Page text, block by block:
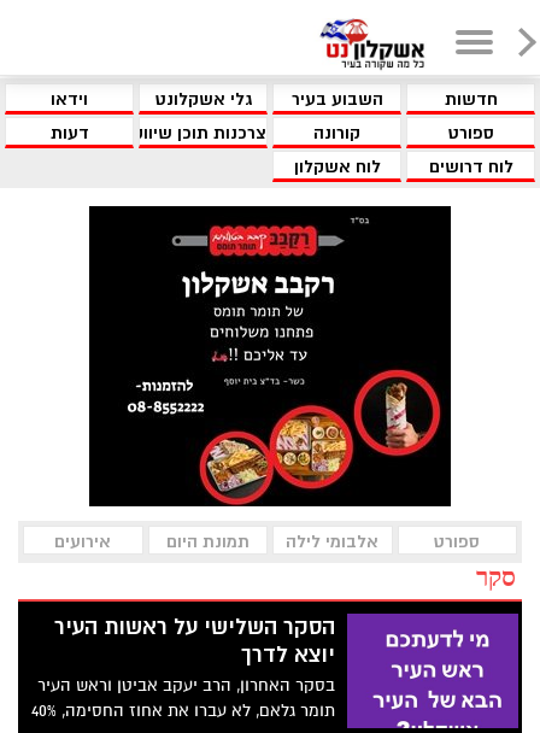
חדשות השבוע בעיר גלי אשקלונט
וידאו
ספורט
קורונה צרכנות תוכן שיווקי
דעות
לוח דרושים
לוח אשקלון
ספורט אלבומי לילה תמונת היום אירועים
סקר
הסקר השלישי על ראשות העיר
יוצא לדרך
בסקר האחרון, הרב יעקב אביטן וראש העיר
תומר גלאם, לא עברו את אחוז החסימה, 40%